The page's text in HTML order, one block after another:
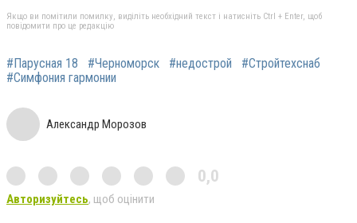
Якщо ви помітили помилку, виділіть необхідний текст і натисніть Ctrl + Enter, щоб
повідомити про це редакцію
#Парусная 18 #Черноморск #недострой
#Стройтехснаб
#Симфония гармонии
Александр Морозов
0,0
Авторизуйтесь, щоб оцінити